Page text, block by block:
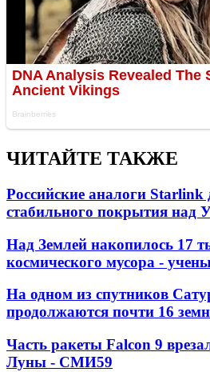
ЧИТАЙТЕ ТАКЖЕ
Российские аналоги Starlink
стабильного покрытия над
Над Землей накопилось 17
космического мусора -
На одном из спутников
продолжаются почти 16
Часть ракеты Falcon 9
Луны - СМИ59